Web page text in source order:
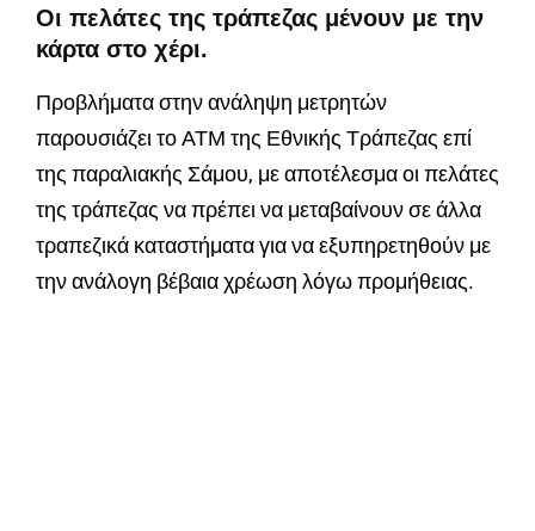
Οι πελάτες της τράπεζας μένουν με την
κάρτα στο χέρι.
Προβλήματα στην ανάληψη μετρητών
παρουσιάζει το ΑΤΜ της Εθνικής Τράπεζας επί
της παραλιακής Σάμου, με αποτέλεσμα οι πελάτες
της τράπεζας να πρέπει να μεταβαίνουν σε άλλα
τραπεζικά καταστήματα για να εξυπηρετηθούν με
την ανάλογη βέβαια χρέωση λόγω προμήθειας.